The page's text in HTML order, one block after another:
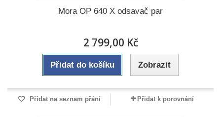
Mora OP 640 X odsavač par
2 799,00 Kč
Přidat do košíku Zobrazit
Přidat na seznam přání Přidat k porovnání